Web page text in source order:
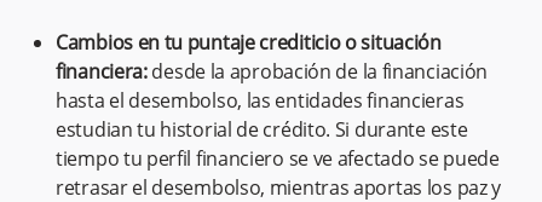
Cambios en tu puntaje crediticio o situación
financiera:desde la aprobación de la financiación
hasta el desembolso, las entidades financieras
estudian tu historial de crédito. Si durante este
tiempo tu perfil financiero se ve afectado se puede
retrasar el desembolso, mientras aportas los paz y